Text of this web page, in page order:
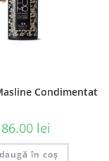
Condimentat
86.00 lei
în coș